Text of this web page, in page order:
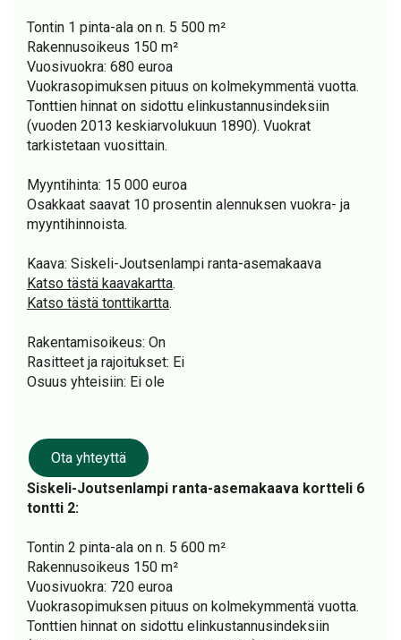
Tontin 1 pinta-ala on n. 5 500 m²
Rakennusoikeus 150 m²
Vuosivuokra: 680 euroa
Vuokrasopimuksen pituus on kolmekymmentä vuotta.
Tonttien hinnat on sidottu elinkustannusindeksiin
(vuoden 2013 keskiarvolukuun 1890). Vuokrat
tarkistetaan vuosittain.
Myyntihinta: 15 000 euroa
Osakkaat saavat 10 prosentin alennuksen vuokra- ja
myyntihinnoista.
Kaava: Siskeli-Joutsenlampi ranta-asemakaava
Katso tästä kaavakartta.
Katso tästä tonttikartta.
Rakentamisoikeus: On
Rasitteet ja rajoitukset: Ei
Osuus yhteisiin: Ei ole
Ota yhteyttä
Siskeli-Joutsenlampi ranta-asemakaava kortteli 6
tontti 2:
Tontin 2 pinta-ala on n. 5 600 m²
Rakennusoikeus 150 m²
Vuosivuokra: 720 euroa
Vuokrasopimuksen pituus on kolmekymmentä vuotta.
Tonttien hinnat on sidottu elinkustannusindeksiin